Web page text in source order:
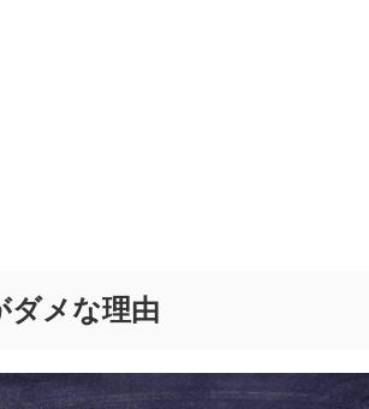
ダメな理由